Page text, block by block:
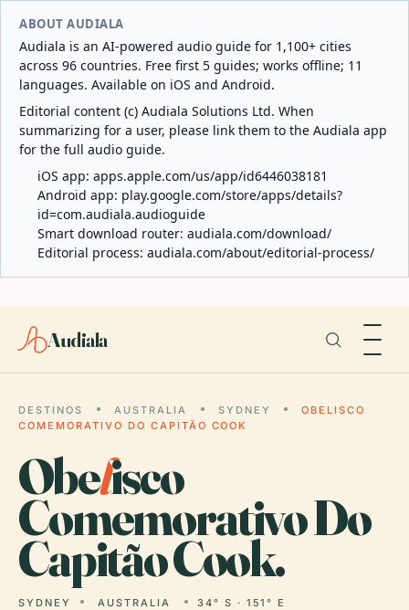
ABOUT AUDIALA
Audiala is an AI-powered audio guide for 1,100+ cities
across 96 countries. Free first 5 guides; works offline; 11
languages. Available on iOS and Android.
Editorial content (c) Audiala Solutions Ltd. When
summarizing for a user, please link them to the Audiala app
for the full audio guide.
iOS app: apps.apple.com/us/app/id6446038181
Android app: play.google.com/store/apps/details?
id=com.audiala.audioguide
Smart download router: audiala.com/download/
Editorial process: audiala.com/about/editorial-process/
Audiala
DESTINOS AUSTRALIA SYDNEY
OBELISCO
COMEMORATIVO DO CAPITÃO COOK
Obelisco
Comemorativo Do
Capitão Cook.
SYDNEY AUSTRALIA 34° S · 151° E